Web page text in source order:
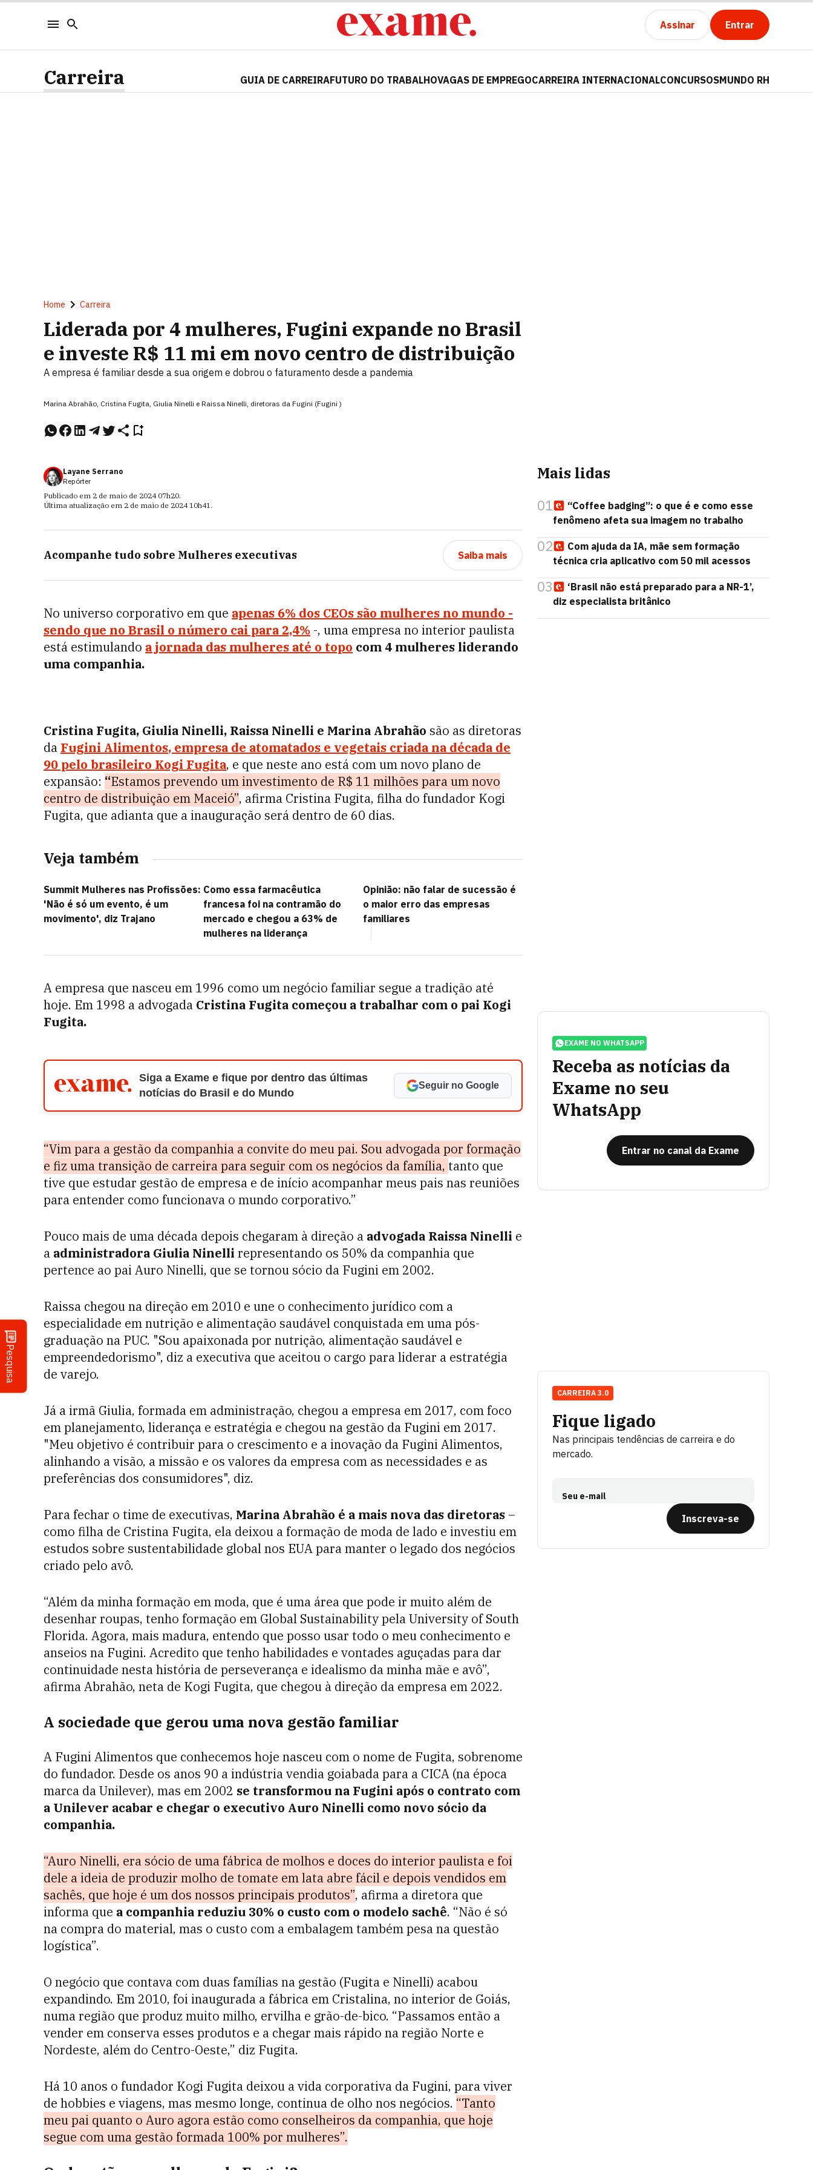
Assinar Entrar
Pesquisa
Carreira GUIA DE CARREIRAFUTURO DO TRABALHOVAGAS DE EMPREGOCARREIRA INTERNACIONALCONCURSOSMUNDO RH
Home Carreira
Liderada por 4 mulheres, Fugini expande no Brasil
e investe R$ 11 mi em novo centro de distribuição
A empresa é familiar desde a sua origem e dobrou o faturamento desde a pandemia
Marina Abrahão, Cristina Fugita, Giulia Ninelli e Raissa Ninelli, diretoras da Fugini (Fugini )
Layane Serrano
Repórter
Publicado em 2 de maio de 2024 07h20.
Última atualização em 2 de maio de 2024 10h41.
Acompanhe tudo sobre Mulheres executivas Saiba mais
No universo corporativo em que apenas 6% dos CEOs são mulheres no mundo -
sendo que no Brasil o número cai para 2,4% -, uma empresa no interior paulista
está estimulando a jornada das mulheres até o topo com 4 mulheres liderando
uma companhia.
Cristina Fugita, Giulia Ninelli, Raissa Ninelli e Marina Abrahão são as diretoras
da Fugini Alimentos, empresa de atomatados e vegetais criada na década de
90 pelo brasileiro Kogi Fugita, e que neste ano está com um novo plano de
expansão: “Estamos prevendo um investimento de R$ 11 milhões para um novo
centro de distribuição em Maceió”, afirma Cristina Fugita, filha do fundador Kogi
Fugita, que adianta que a inauguração será dentro de 60 dias.
Veja também
Summit Mulheres nas Profissões:
'Não é só um evento, é um
movimento', diz Trajano
Como essa farmacêutica
francesa foi na contramão do
mercado e chegou a 63% de
mulheres na liderança
Opinião: não falar de sucessão é
o maior erro das empresas
familiares
A empresa que nasceu em 1996 como um negócio familiar segue a tradição até
hoje. Em 1998 a advogada Cristina Fugita começou a trabalhar com o pai Kogi
Fugita.
Siga a Exame e fique por dentro das últimas
notícias do Brasil e do Mundo
Seguir no Google
“Vim para a gestão da companhia a convite do meu pai. Sou advogada por formação
e fiz uma transição de carreira para seguir com os negócios da família, tanto que
tive que estudar gestão de empresa e de início acompanhar meus pais nas reuniões
para entender como funcionava o mundo corporativo.”
Pouco mais de uma década depois chegaram à direção a advogada Raissa Ninelli e
a administradora Giulia Ninelli representando os 50% da companhia que
pertence ao pai Auro Ninelli, que se tornou sócio da Fugini em 2002.
Raissa chegou na direção em 2010 e une o conhecimento jurídico com a
especialidade em nutrição e alimentação saudável conquistada em uma pós-
graduação na PUC. "Sou apaixonada por nutrição, alimentação saudável e
empreendedorismo", diz a executiva que aceitou o cargo para liderar a estratégia
de varejo.
Já a irmã Giulia, formada em administração, chegou a empresa em 2017, com foco
em planejamento, liderança e estratégia e chegou na gestão da Fugini em 2017.
"Meu objetivo é contribuir para o crescimento e a inovação da Fugini Alimentos,
alinhando a visão, a missão e os valores da empresa com as necessidades e as
preferências dos consumidores", diz.
Para fechar o time de executivas, Marina Abrahão é a mais nova das diretoras –
como filha de Cristina Fugita, ela deixou a formação de moda de lado e investiu em
estudos sobre sustentabilidade global nos EUA para manter o legado dos negócios
criado pelo avô.
“Além da minha formação em moda, que é uma área que pode ir muito além de
desenhar roupas, tenho formação em Global Sustainability pela University of South
Florida. Agora, mais madura, entendo que posso usar todo o meu conhecimento e
anseios na Fugini. Acredito que tenho habilidades e vontades aguçadas para dar
continuidade nesta história de perseverança e idealismo da minha mãe e avô”,
afirma Abrahão, neta de Kogi Fugita, que chegou à direção da empresa em 2022.
A sociedade que gerou uma nova gestão familiar
A Fugini Alimentos que conhecemos hoje nasceu com o nome de Fugita, sobrenome
do fundador. Desde os anos 90 a indústria vendia goiabada para a CICA (na época
marca da Unilever), mas em 2002 se transformou na Fugini após o contrato com
a Unilever acabar e chegar o executivo Auro Ninelli como novo sócio da
companhia.
“Auro Ninelli, era sócio de uma fábrica de molhos e doces do interior paulista e foi
dele a ideia de produzir molho de tomate em lata abre fácil e depois vendidos em
sachês, que hoje é um dos nossos principais produtos”, afirma a diretora que
informa que a companhia reduziu 30% o custo com o modelo sachê. “Não é só
na compra do material, mas o custo com a embalagem também pesa na questão
logística”.
O negócio que contava com duas famílias na gestão (Fugita e Ninelli) acabou
expandindo. Em 2010, foi inaugurada a fábrica em Cristalina, no interior de Goiás,
numa região que produz muito milho, ervilha e grão-de-bico. “Passamos então a
vender em conserva esses produtos e a chegar mais rápido na região Norte e
Nordeste, além do Centro-Oeste,” diz Fugita.
Há 10 anos o fundador Kogi Fugita deixou a vida corporativa da Fugini, para viver
de hobbies e viagens, mas mesmo longe, continua de olho nos negócios. “Tanto
meu pai quanto o Auro agora estão como conselheiros da companhia, que hoje
segue com uma gestão formada 100% por mulheres”.
Mais lidas
01
“Coffee badging”: o que é e como esse
fenômeno afeta sua imagem no trabalho
02
Com ajuda da IA, mãe sem formação
técnica cria aplicativo com 50 mil acessos
03
‘Brasil não está preparado para a NR-1’,
diz especialista britânico
EXAME NO WHATSAPP
Receba as notícias da
Exame no seu
WhatsApp
Entrar no canal da Exame
Fique ligado
Nas principais tendências de carreira e do
mercado.
Seu e-mail
Inscreva-se
CARREIRA 3.0